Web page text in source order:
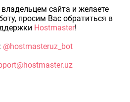
сайта и желаете
просим Вас обратиться в
Hostmaster!
@hostmasteruz_bot